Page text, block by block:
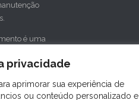
privacidade
aprimorar sua experiência de
ou conteúdo personalizado e
é uma